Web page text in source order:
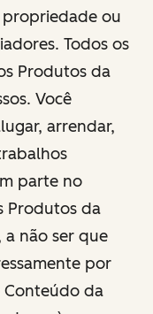
propriedade ou
Todos os
Produtos da
Você
arrendar,
parte no
Produtos da
não ser que
por
Conteúdo da